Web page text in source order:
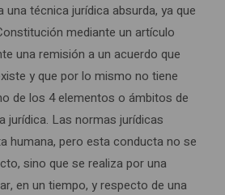
una técnica jurídica absurda, ya que
mediante un artículo
una remisión a un acuerdo que
y que por lo mismo no tiene
de los 4 elementos o ámbitos de
jurídica. Las normas jurídicas
humana, pero esta conducta no se
sino que se realiza por una
en un tiempo, y respecto de una